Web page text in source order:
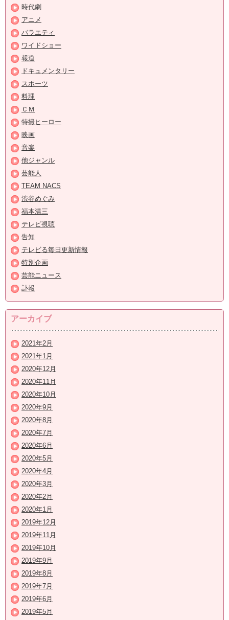
時代劇
アニメ
バラエティ
ワイドショー
報道
ドキュメンタリー
スポーツ
料理
ＣＭ
特撮ヒーロー
映画
音楽
他ジャンル
芸能人
TEAM NACS
渋谷めぐみ
福本清三
テレビ視聴
告知
テレビる毎日更新情報
特別企画
芸能ニュース
訃報
アーカイブ
2021年2月
2021年1月
2020年12月
2020年11月
2020年10月
2020年9月
2020年8月
2020年7月
2020年6月
2020年5月
2020年4月
2020年3月
2020年2月
2020年1月
2019年12月
2019年11月
2019年10月
2019年9月
2019年8月
2019年7月
2019年6月
2019年5月